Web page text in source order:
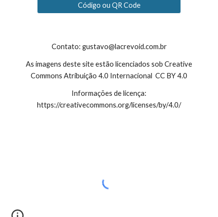
Código ou QR Code
Contato: gustavo@lacrevoid.com.br
As imagens deste site estão licenciados sob Creative
Commons Atribuição 4.0 Internacional CC BY 4.0
Informações de licença:
https://creativecommons.org/licenses/by/4.0/